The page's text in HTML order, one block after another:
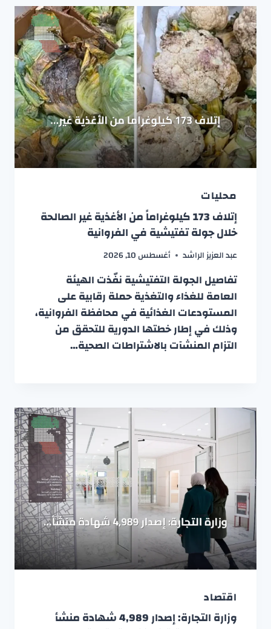
محليات
إتلاف 173 كيلوغراماً من الأغذية غير الصالحة
خلال جولة تفتيشية في الفروانية
عبد العزيز الراشد أغسطس 10, 2026
تفاصيل الجولة التفتيشية نفّذت الهيئة
العامة للغذاء والتغذية حملة رقابية على
المستودعات الغذائية في محافظة الفروانية،
وذلك في إطار خطتها الدورية للتحقق من
التزام المنشآت بالاشتراطات الصحية…
اقتصاد
وزارة التجارة: إصدار 4,989 شهادة منشأ